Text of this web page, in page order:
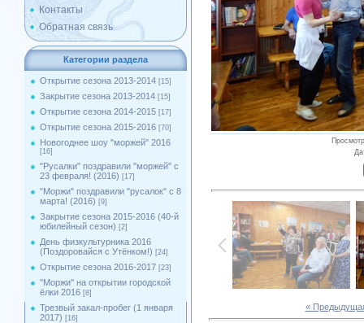
Контакты
Обратная связь
Категории раздела
Открытие сезона 2013-2014 [15]
Закрытие сезона 2013-2014 [15]
Открытие сезона 2014-2015 [17]
Открытие сезона 2015-2016 [70]
Новогоднее шоу "моржей" 2016
[16]
"Русалки" поздравили "моржей" с
23 февраля! (2016) [17]
"Моржи" поздравили "русалок" с 8
марта! (2016) [9]
Закрытие сезона 2015-2016 (40-й
юбилейный сезон) [2]
День физкультурника 2016
(Поздоровайся с Утёнком!) [24]
Открытие сезона 2016-2017 [23]
''Моржи'' на открытии городской
ёлки 2016 [8]
Трезвый закал-пробег (1 января
2017) [16]
«